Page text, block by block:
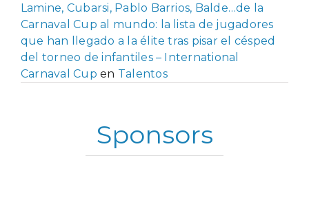
Lamine, Cubarsi, Pablo Barrios, Balde…de la
Carnaval Cup al mundo: la lista de jugadores
que han llegado a la élite tras pisar el césped
del torneo de infantiles – International
Carnaval Cup en Talentos
Sponsors